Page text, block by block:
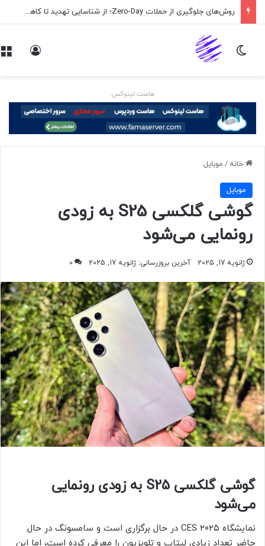
روش‌های جلوگیری از حملات Zero-Day؛ از شناسایی تهدید تا کاهش ریسک
تغییر پوسته
هاست لینوکس
خانه / موبايل
موبايل
گوشی گلکسی S25 به زودی
رونمایی می‌شود
ژانویه 17, 2025 آخرین بروزرسانی: ژانویه 17, 2025 0
گوشی گلکسی S25 به زودی رونمایی
می‌شود
نمایشگاه CES ۲۰۲۵ در حال برگزاری است و سامسونگ در حال
حاضر تعداد زیادی لپتاپ و تلویزیون را معرفی کرده است، اما این